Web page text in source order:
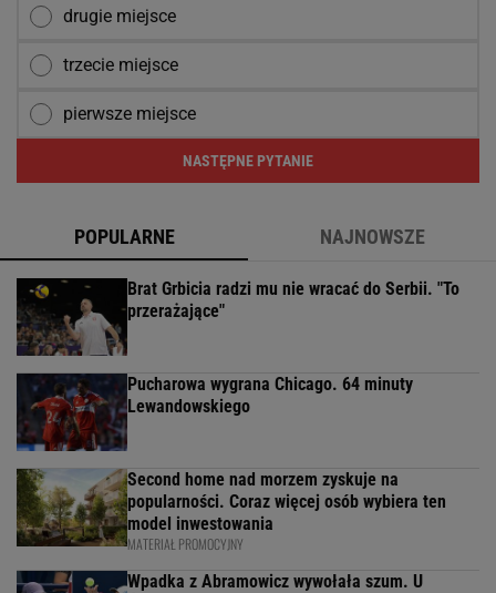
drugie miejsce
trzecie miejsce
pierwsze miejsce
NASTĘPNE PYTANIE
POPULARNE NAJNOWSZE
Brat Grbicia radzi mu nie wracać do Serbii. "To
przerażające"
Pucharowa wygrana Chicago. 64 minuty
Lewandowskiego
Second home nad morzem zyskuje na
popularności. Coraz więcej osób wybiera ten
model inwestowania
MATERIAŁ PROMOCYJNY
Wpadka z Abramowicz wywołała szum. U